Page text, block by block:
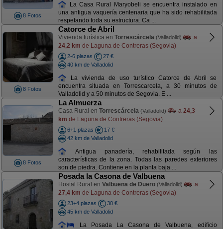
8 Fotos
La Casa Rural Maryobeli se encuentra instalado en
una antigua vaquería centenaria que ha sido rehabilitada
respetando toda su estructura. Ca ...
8 Fotos
Catorce de Abril
Vivienda turística en Torrescárcela (Valladolid)
a
24,2 km de Laguna de Contreras (Segovia)
2-6 plazas
27 €
40 km de Valladolid
La vivienda de uso turístico Catorce de Abril se
encuentra situada en Torrescarcela, a 30 minutos de
Valladolid y a 50 minutos de Segovia. E ...
8 Fotos
La Almuerza
Casa Rural en Torrescárcela (Valladolid) a 24,3
km de Laguna de Contreras (Segovia)
6+1 plazas
17 €
42 km de Valladolid
Antigua panadería, rehabilitada según las
características de la zona. Todas las paredes exteriores
son de piedra. Contiene en la planta baja ...
Posada la Casona de Valbuena
Hostal Rural en Valbuena de Duero (Valladolid)
a
27,4 km de Laguna de Contreras (Segovia)
23+4 plazas
30 €
45 km de Valladolid
La Posada La Casona de Valbuena, edificio